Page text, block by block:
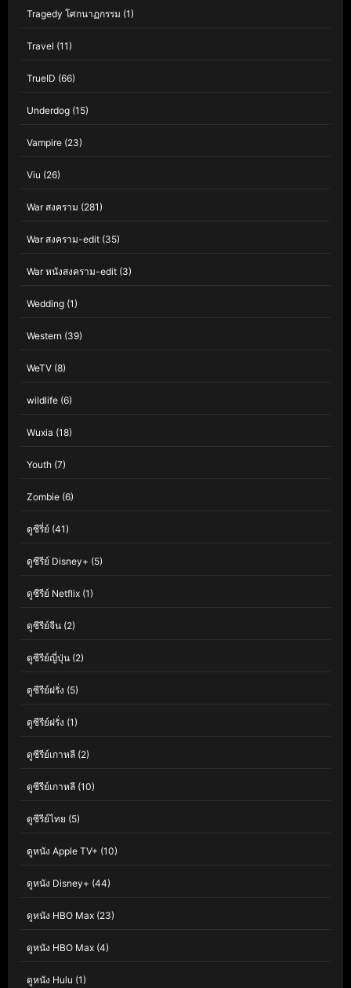
Tragedy โศกนาฏกรรม (1)
Travel (11)
TrueID (66)
Underdog (15)
Vampire (23)
Viu (26)
War สงคราม (281)
War สงคราม-edit (35)
War หนังสงคราม-edit (3)
Wedding (1)
Western (39)
WeTV (8)
wildlife (6)
Wuxia (18)
Youth (7)
Zombie (6)
ดูซีรี่ย์ (41)
ดูซีรีย์ Disney+ (5)
ดูซีรีย์ Netflix (1)
ดูซีรีย์จีน (2)
ดูซีรีย์ญี่ปุ่น (2)
ดูซีรีย์ฝรั่ง (5)
ดูซีรีย์ฝรั่ง (1)
ดูซีรีย์เกาหลี (2)
ดูซีรีย์เกาหลี (10)
ดูซีรีย์ไทย (5)
ดูหนัง Apple TV+ (10)
ดูหนัง Disney+ (44)
ดูหนัง HBO Max (23)
ดูหนัง HBO Max (4)
ดูหนัง Hulu (1)